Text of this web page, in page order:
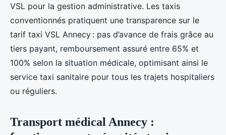
VSL pour la gestion administrative. Les taxis
conventionnés pratiquent une transparence sur le
tarif taxi VSL Annecy : pas d’avance de frais grâce au
tiers payant, remboursement assuré entre 65% et
100% selon la situation médicale, optimisant ainsi le
service taxi sanitaire pour tous les trajets hospitaliers
ou réguliers.
Transport médical Annecy :